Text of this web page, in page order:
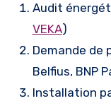
Audit
VEKA)
Demande de
Belfius, BNP
Installation